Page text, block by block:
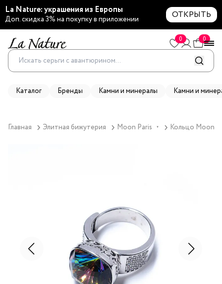
La Nature: украшения из Европы
Доп. скидка 3% на покупку в приложении ОТКРЫТЬ
0 0
Каталог Бренды Камни и минералы Камни и
Главная Элитная бижутерия Moon Paris ▼ Кольцо Moon